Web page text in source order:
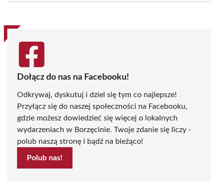
(Twitter)
Dołącz do nas na Facebooku!
Odkrywaj, dyskutuj i dziel się tym co najlepsze!
Przyłącz się do naszej społeczności na Facebooku,
gdzie możesz dowiedzieć się więcej o lokalnych
wydarzeniach w Borzęcinie. Twoje zdanie się liczy -
polub naszą stronę i bądź na bieżąco!
Polub nas!